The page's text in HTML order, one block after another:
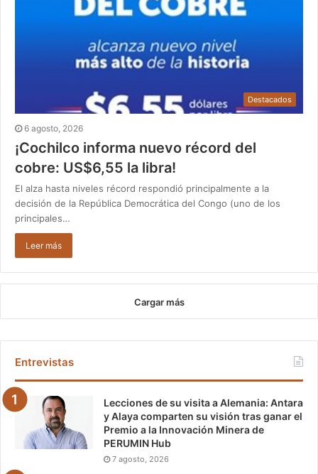
Destacados
6 agosto, 2026
¡Cochilco informa nuevo récord del
cobre: US$6,55 la libra!
El alza hasta niveles récord respondió principalmente a la
decisión de la República Democrática del Congo (uno de los
principales…
Leer más
Cargar más
Entrevistas
Lecciones de su visita a Alemania: Antara
y Alaya comparten su visión tras ganar el
Premio a la Innovación Minera de
PERUMIN Hub
7 agosto, 2026